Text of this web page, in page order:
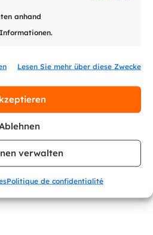
anhand
Lesen Sie mehr über diese Zwecke
verwalten
Politique de confidentialité
ERFAHREN
Sie
?
kontaktieren